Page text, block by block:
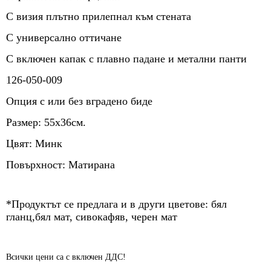
С визия плътно прилепнал към стената
С универсално оттичане
С включен капак с плавно падане и метални панти
126-050-009
Опция с или без вградено биде
Размер: 55х36см.
Цвят: Минк
Повърхност: Матирана
*Продуктът се предлага и в други цветове: бял
гланц,бял мат, сивокафяв, черен мат
Всички цени са с включен ДДС!